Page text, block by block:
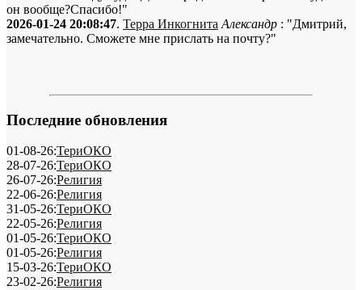
он вообще?Спасибо!"
2026-01-24 20:08:47. Терра Инкогнита Александр : "Дмитрий,
замечательно. Сможете мне прислать на почту?"
Последние обновления
01-08-26:ТериОКО
28-07-26:ТериОКО
26-07-26:Религия
22-06-26:Религия
31-05-26:ТериОКО
22-05-26:Религия
01-05-26:ТериОКО
01-05-26:Религия
15-03-26:ТериОКО
23-02-26:Религия